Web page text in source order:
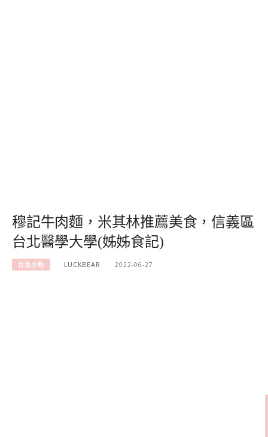
穆記牛肉麵，米其林推薦美食，信義區
台北醫學大學(姊姊食記)
台北小吃 LUCKBEAR 2022-06-27